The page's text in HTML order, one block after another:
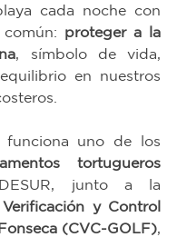
cada noche con
proteger a la
, símbolo de vida,
en nuestros
tortugueros
y Control
(CVC-GOLF),